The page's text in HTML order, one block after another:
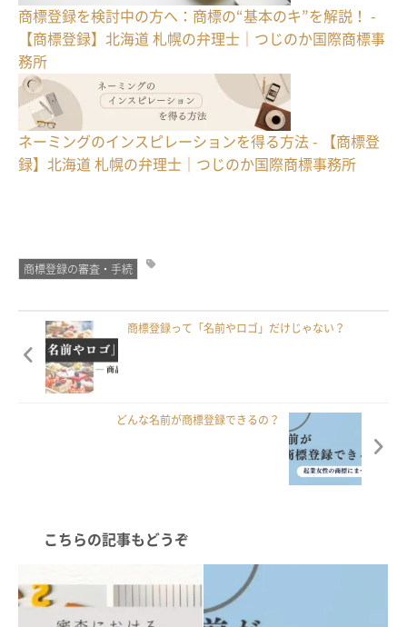
商標登録を検討中の方へ：商標の“基本のキ”を解説！ -
【商標登録】北海道 札幌の弁理士｜つじのか国際商標事
務所
ネーミングのインスピレーションを得る方法 - 【商標登
録】北海道 札幌の弁理士｜つじのか国際商標事務所
商標登録の審査・手続
商標登録って「名前やロゴ」だけじゃない？
どんな名前が商標登録できるの？
こちらの記事もどうぞ